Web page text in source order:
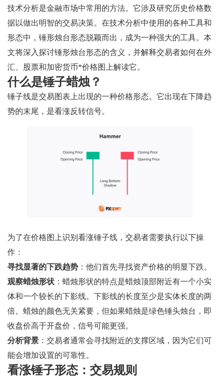
技术分析是金融市场中常用的方法。它涉及研究历史价格数
据以做出明智的交易决策。在技术分析中使用的各种工具和
形态中，锤形烛台形态脱颖而出，成为一种强大的工具。本
文将深入探讨锤形烛台形态的含义，并解释交易者如何在外
汇、股票和加密货币*价格图上解读它。
什么是锤子蜡烛？
锤子线是交易图表上出现的一种价格形态。它出现在下降趋
势的末尾，是看涨反转信号。
为了在价格图上识别看涨锤子线，交易者需要执行以下操
作：
寻找显著的下跌趋势 ：他们首先寻找资产价格的明显下跌。
观察蜡烛形状 ：蜡烛形状的特点是蜡烛顶部附近有一个小实
体和一个较长的下影线。下影线的长度至少是实体长度的两
倍。蜡烛的颜色无关紧要，但如果蜡烛是绿色锤头烛台，即
收盘价高于开盘价，信号可能更强。
分析背景 ：交易者通常会寻找附近的支撑区域，因为它们可
能会增加设置的可靠性。
看涨锤子形态：交易规则